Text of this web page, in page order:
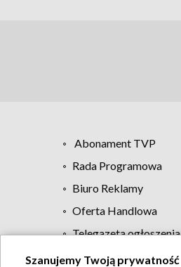
Abonament TVP
Rada Programowa
Biuro Reklamy
Oferta Handlowa
Telegazeta ogłoszenia
Szanujemy Twoją prywatność